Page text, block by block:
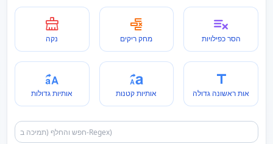
נקה מחק ריקים הסר כפילויות
אותיות גדולות אותיות קטנות אות ראשונה גדולה